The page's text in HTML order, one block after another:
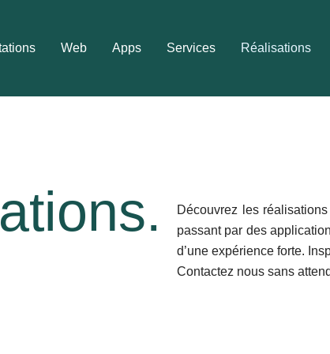
Web Apps Services Réalisations
Découvrez les réalisations
passant par des
d’une expérience forte.
Contactez nous sans